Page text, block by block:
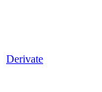
Derivate